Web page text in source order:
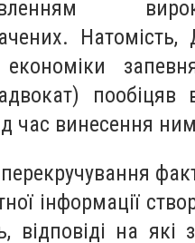
Натомість,
економіки
пообіцяв
час винесення
інформації
відповіді на які